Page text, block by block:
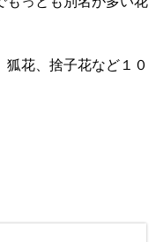
狐花、捨子花など１０